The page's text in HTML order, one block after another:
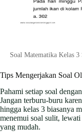
Soal Matematika Kelas
Tips Mengerjakan Soal
Pahami setiap soal
Jangan terburu-buru
hingga kelas 3 biasanya
menemui soal sulit,
yang mudah.